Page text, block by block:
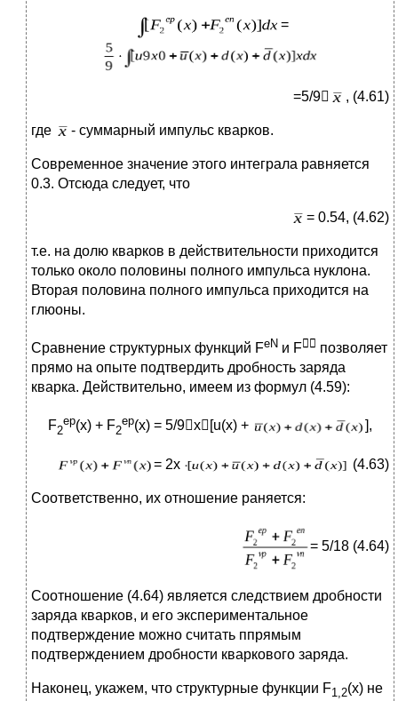
=
=5/9 , (4.61)
где - суммарный импульс кварков.
Современное значение этого интеграла равняется
0.3. Отсюда следует, что
= 0.54, (4.62)
т.е. на долю кварков в действительности приходится
только около половины полного импульса нуклона.
Вторая половина полного импульса приходится на
глюоны.
Сравнение структурных функций FeN и F позволяет
прямо на опыте подтвердить дробность заряда
кварка. Действительно, имеем из формул (4.59):
F2
ep(x) + F2
ep(x) = 5/9x[u(x) + ],
= 2x (4.63)
Соответственно, их отношение раняется:
= 5/18 (4.64)
Соотношение (4.64) является следствием дробности
заряда кварков, и его экспериментальное
подтверждение можно считать ппрямым
подтверждением дробности кваркового заряда.
Наконец, укажем, что структурные функции F1,2(x) не